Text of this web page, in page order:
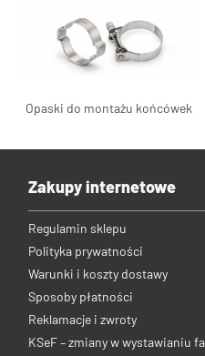
Opaski do montażu końcówek
Zakupy internetowe
Regulamin sklepu
Polityka prywatności
Warunki i koszty dostawy
Sposoby płatności
Reklamacje i zwroty
KSeF – zmiany w wystawianiu